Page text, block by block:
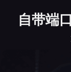
自带端